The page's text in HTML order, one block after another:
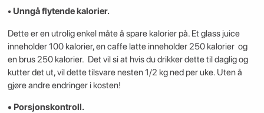
• Unngå flytende kalorier.
Dette er en utrolig enkel måte å spare kalorier på. Et glass juice
inneholder 100 kalorier, en caffe latte inneholder 250 kalorier og
en brus 250 kalorier. Det vil si at hvis du drikker dette til daglig og
kutter det ut, vil dette tilsvare nesten 1/2 kg ned per uke. Uten å
gjøre andre endringer i kosten!
• Porsjonskontroll.